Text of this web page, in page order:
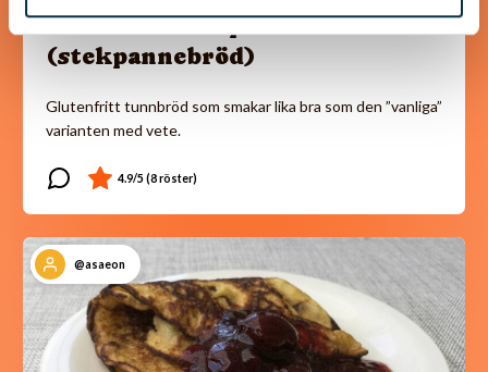
Glutenfri stompa
(stekpannebröd)
Glutenfritt tunnbröd som smakar lika bra som den ”vanliga”
varianten med vete.
@asaeon